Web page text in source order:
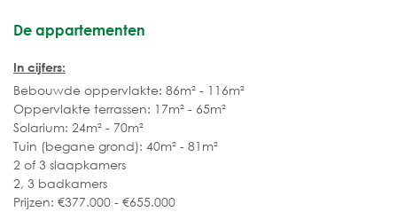
De appartementen
In cijfers:
Bebouwde oppervlakte: 86m² - 116m²
Oppervlakte terrassen: 17m² - 65m²
Solarium: 24m² - 70m²
Tuin (begane grond): 40m² - 81m²
2 of 3 slaapkamers
2, 3 badkamers
Prijzen: €377.000 - €655.000